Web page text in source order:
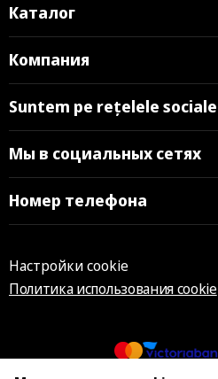
Каталог
Компания
Suntem pe rețelele sociale
Мы в социальных сетях
Номер телефона
Настройки cookie
Политика использования cookie